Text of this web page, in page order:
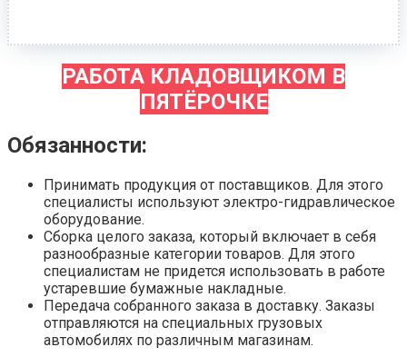
РАБОТА КЛАДОВЩИКОМ В
ПЯТЁРОЧКЕ
Обязанности:
Принимать продукция от поставщиков. Для этого
специалисты используют электро-гидравлическое
оборудование.
Сборка целого заказа, который включает в себя
разнообразные категории товаров. Для этого
специалистам не придется использовать в работе
устаревшие бумажные накладные.
Передача собранного заказа в доставку. Заказы
отправляются на специальных грузовых
автомобилях по различным магазинам.